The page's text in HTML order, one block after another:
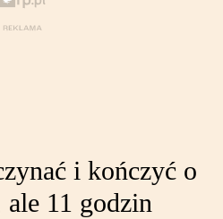
i kończyć o
11 godzin